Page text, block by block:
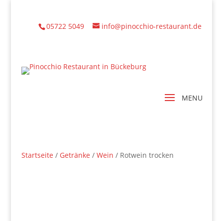
05722 5049 info@pinocchio-restaurant.de
Startseite / Getränke / Wein / Rotwein trocken